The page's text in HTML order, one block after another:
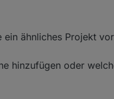
:
ein ähnliches Projekt
hinzufügen oder